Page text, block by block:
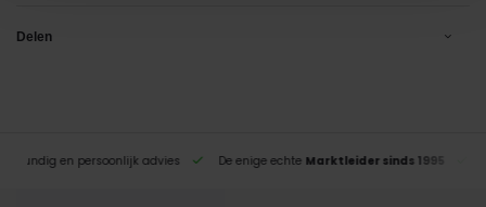
Delen
en persoonlijk advies De enige echte Marktleider sinds 1995